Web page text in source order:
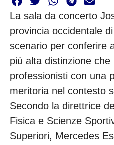
La sala da concerto
provincia occidentale
scenario per conferire
più alta distinzione che
professionisti con una
meritoria nel contesto
Secondo la direttrice
Fisica e Scienze
Superiori, Mercedes